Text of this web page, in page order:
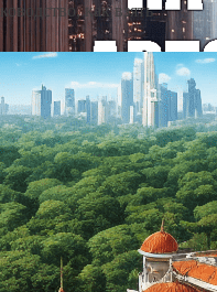
как взять